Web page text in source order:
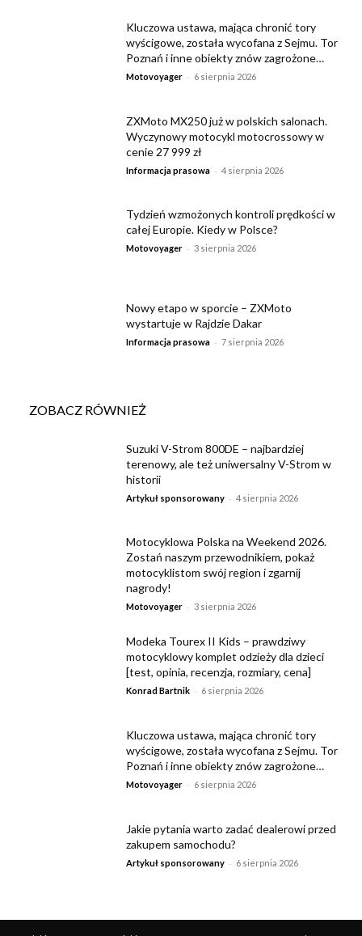
Kluczowa ustawa, mająca chronić tory
wyścigowe, została wycofana z Sejmu. Tor
Poznań i inne obiekty znów zagrożone…
Motovoyager - 6 sierpnia 2026
ZXMoto MX250 już w polskich salonach.
Wyczynowy motocykl motocrossowy w
cenie 27 999 zł
Informacja prasowa - 4 sierpnia 2026
Tydzień wzmożonych kontroli prędkości w
całej Europie. Kiedy w Polsce?
Motovoyager - 3 sierpnia 2026
Nowy etapo w sporcie – ZXMoto
wystartuje w Rajdzie Dakar
Informacja prasowa - 7 sierpnia 2026
ZOBACZ RÓWNIEŻ
Suzuki V-Strom 800DE – najbardziej
terenowy, ale też uniwersalny V-Strom w
historii
Artykuł sponsorowany - 4 sierpnia 2026
Motocyklowa Polska na Weekend 2026.
Zostań naszym przewodnikiem, pokaż
motocyklistom swój region i zgarnij
nagrody!
Motovoyager - 3 sierpnia 2026
Modeka Tourex II Kids – prawdziwy
motocyklowy komplet odzieży dla dzieci
[test, opinia, recenzja, rozmiary, cena]
Konrad Bartnik - 6 sierpnia 2026
Kluczowa ustawa, mająca chronić tory
wyścigowe, została wycofana z Sejmu. Tor
Poznań i inne obiekty znów zagrożone…
Motovoyager - 6 sierpnia 2026
Jakie pytania warto zadać dealerowi przed
zakupem samochodu?
Artykuł sponsorowany - 6 sierpnia 2026